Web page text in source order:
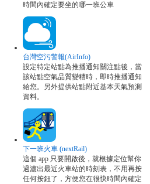
時間內確定要坐的哪一班公車
台灣空污警報(AirInfo)
設定特定站點為推播通知關注點後，當
該站點空氣品質變糟時，即時推播通知
給您。另外提供站點附近基本天氣預測
資料。
下一班火車 (nextRail)
這個 app 只要開啟後，就根據定位幫你
過濾出最近火車站的時刻表，不用再按
任何按鈕了，方便您在很快時間內確定